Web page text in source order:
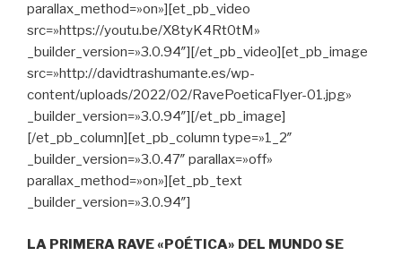
parallax_method=»on»][et_pb_video
src=»https://youtu.be/X8tyK4Rt0tM»
_builder_version=»3.0.94″][/et_pb_video][et_pb_image
src=»http://davidtrashumante.es/wp-
content/uploads/2022/02/RavePoeticaFlyer-01.jpg»
_builder_version=»3.0.94″][/et_pb_image]
[/et_pb_column][et_pb_column type=»1_2″
_builder_version=»3.0.47″ parallax=»off»
parallax_method=»on»][et_pb_text
_builder_version=»3.0.94″]
LA PRIMERA RAVE«POÉTICA» DEL MUNDO SE